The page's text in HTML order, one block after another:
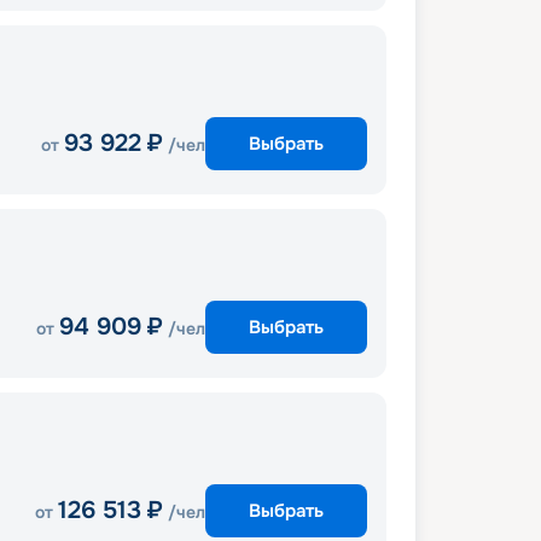
от 93 922 ₽ /чел Выбрать
от 94 909 ₽ /чел Выбрать
от 126 513 ₽ /чел Выбрать